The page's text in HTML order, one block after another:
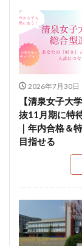
2026年7月30日
【清泉女子大
抜11月期に特
｜年内合格＆
目指せる